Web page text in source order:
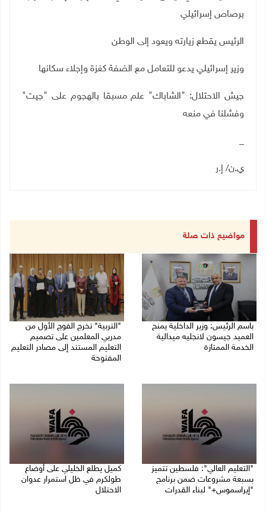
برصاص إسرائيلي
الرئيس يقطع زيارته ويعود إلى الوطن
وزير إسرائيلي يدعو للتعامل مع الضفة كغزة وإجلاء سكانها
جيش الاحتلال: "الشاباك" علم مسبقا بالهجوم على "جيت"
وفشلنا في منعه
ي.ن/ إ.ر
مواضيع ذات صلة
باسم الرئيس: وزير الداخلية يمنح
العميد جيسون لانجليه ميدالية
الخدمة الممتازة
"التربية" تخرج الفوج الأول من
مدربي المعلمين على تصميم
التعليم المستند إلى مصادر التعليم
المفتوحة
"التعليم العالي": فلسطين تتميز
بسبعة مشروعات ضمن برنامج
"إيراسموس+" لبناء القدرات
كميل يطلع الخليلي على أوضاع
طولكرم في ظل استمرار عدوان
الاحتلال